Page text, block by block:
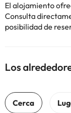
El alojamiento
Consulta
posibilidad de
Los